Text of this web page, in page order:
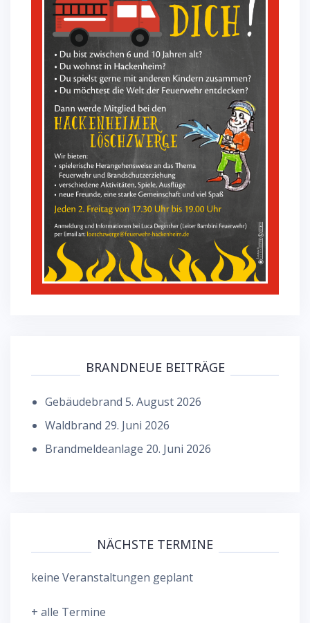
BRANDNEUE BEITRÄGE
Gebäudebrand 5. August 2026
Waldbrand 29. Juni 2026
Brandmeldeanlage 20. Juni 2026
NÄCHSTE TERMINE
keine Veranstaltungen geplant
+ alle Termine